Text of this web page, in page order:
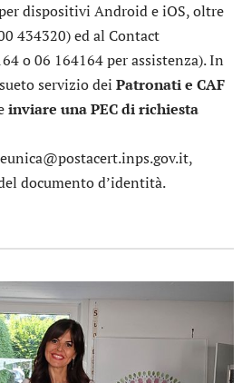
dispositivi Android e iOS, oltre
434320) ed al Contact
o 06 164164 per assistenza). In
servizio dei Patronati e CAF
inviare una PEC di richiesta
documento d’identità.